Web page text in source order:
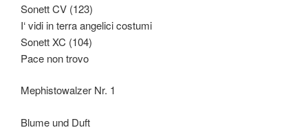
Sonett CV (123)
I‘ vidi in terra angelici costumi
Sonett XC (104)
Pace non trovo
Mephistowalzer Nr. 1
Blume und Duft